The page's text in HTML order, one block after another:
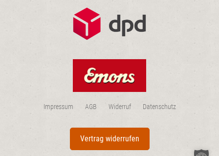
Impressum AGB Widerruf Datenschutz
Vertrag widerrufen